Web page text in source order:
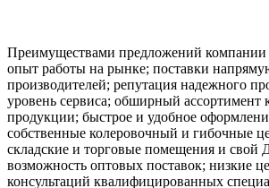
Преимуществами предложений компании
опыт работы на рынке; поставки
производителей; репутация надежного
уровень сервиса; обширный ассортимент
продукции; быстрое и удобное
собственные колеровочный и гибочные
складские и торговые помещения и свой
возможность оптовых поставок; низкие
консультаций квалифицированных